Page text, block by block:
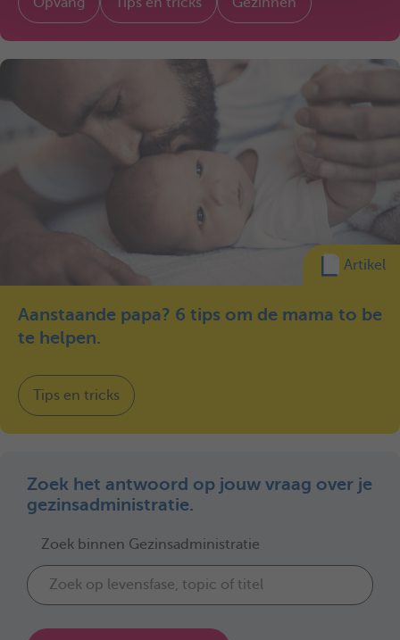
Artikel
Aanstaande papa? 6 tips om de mama to be
te helpen.
Tips en tricks
Zoek het antwoord op jouw vraag over je
gezinsadministratie.
Zoek binnen Gezinsadministratie